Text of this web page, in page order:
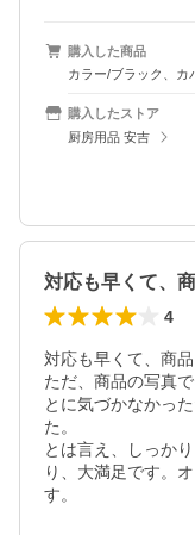
購入した商品
カラー/ブラック、カ
購入したストア
厨房用品 安吉
4
対応も早くて、商
ただ、商品の写真
とに気づかなかっ
た。
とは言え、しっか
り、大満足です。
す。